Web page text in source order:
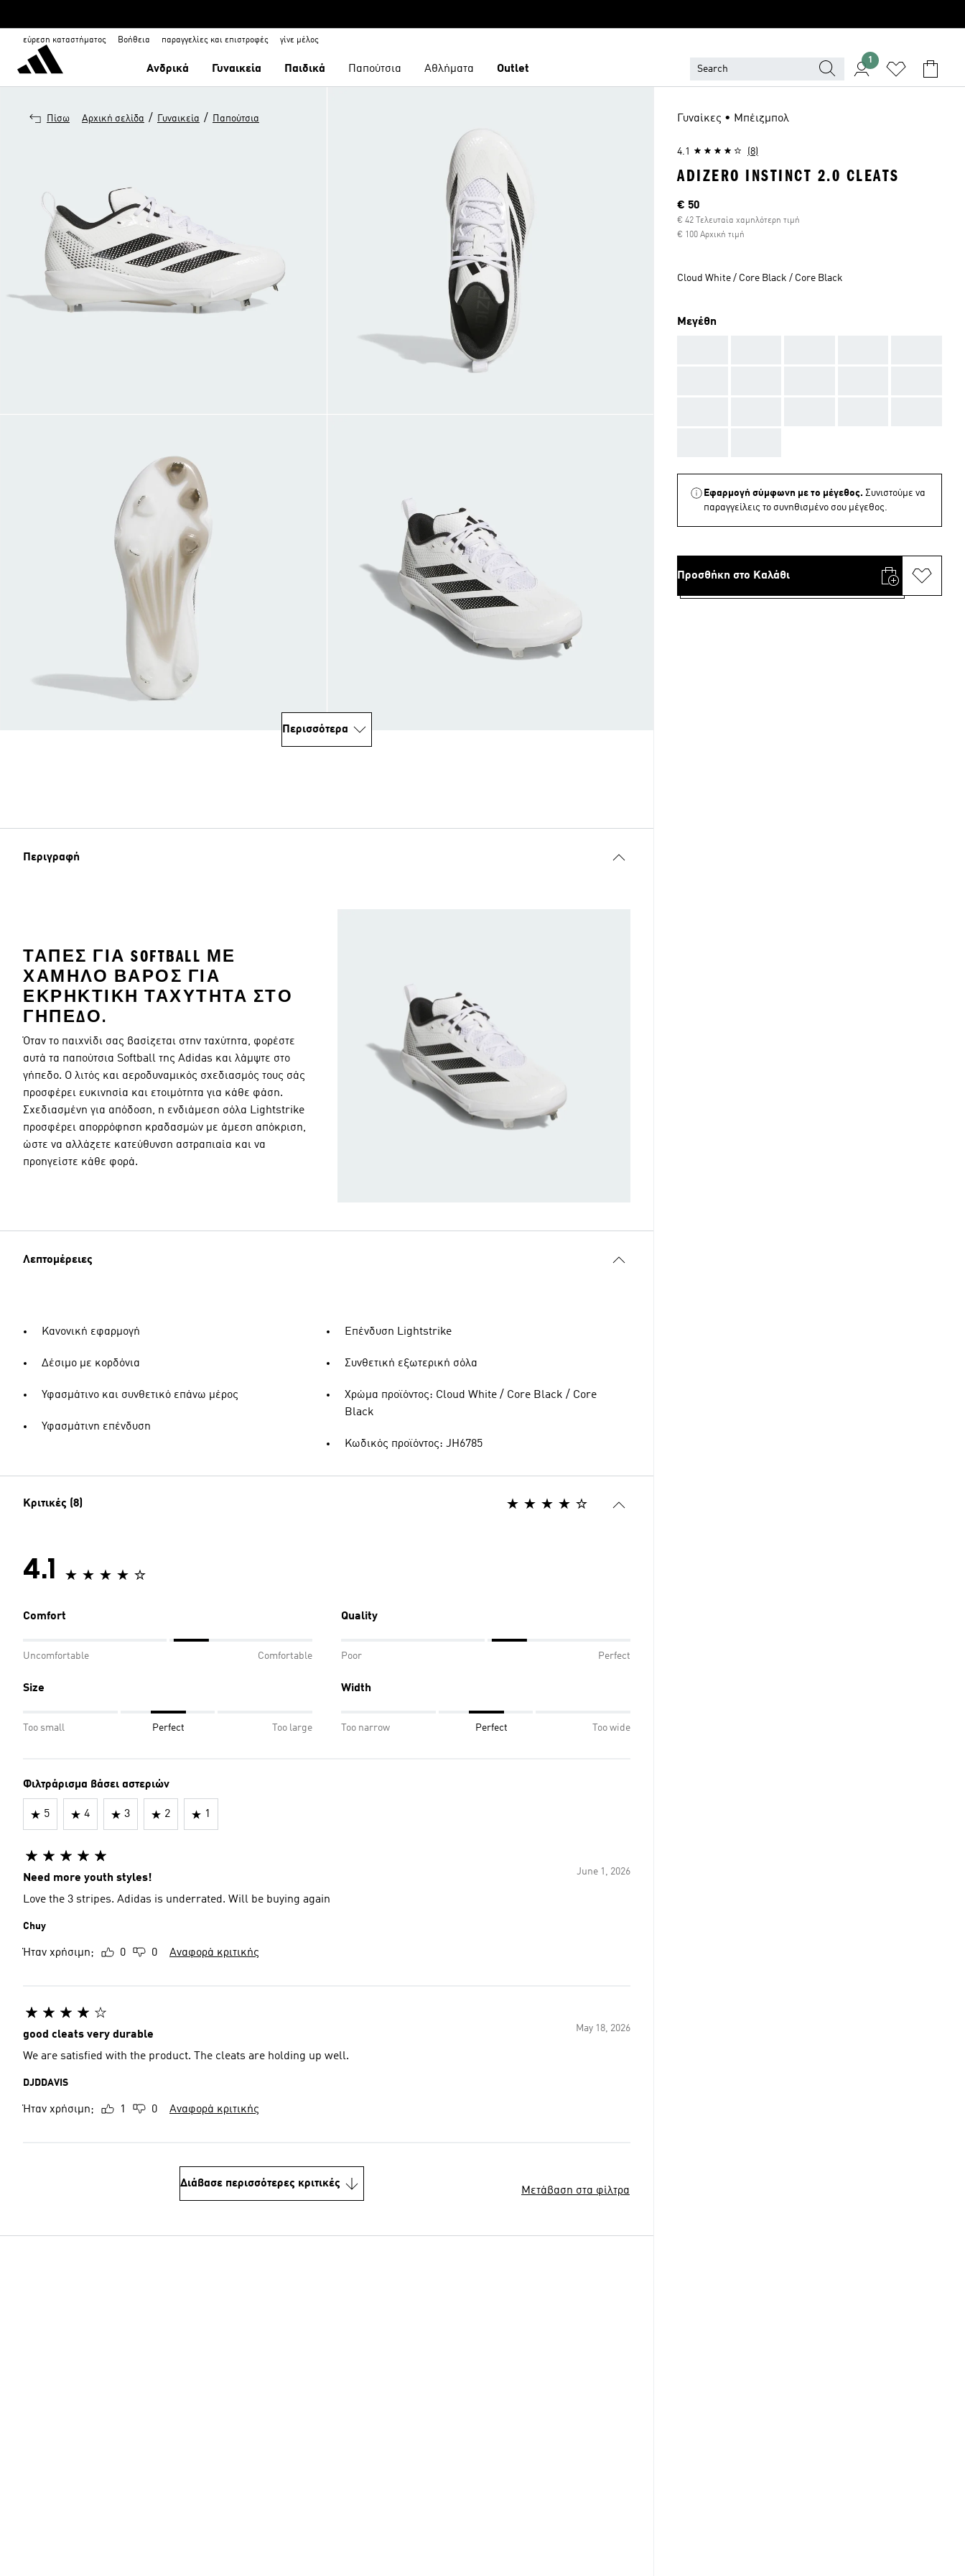
εύρεση καταστήματος Βοήθεια παραγγελίες και επιστροφές γίνε μέλος
Ανδρικά Γυναικεία Παιδικά Παπούτσια Αθλήματα Outlet
1
Πίσω Αρχική σελίδα / Γυναικεία / Παπούτσια
Περισσότερα
Περιγραφή
ΤΆΠΕΣ ΓΙΑ SOFTBALL ΜΕ
ΧΑΜΗΛΌ ΒΆΡΟΣ ΓΙΑ
ΕΚΡΗΚΤΙΚΉ ΤΑΧΎΤΗΤΑ ΣΤΟ
ΓΉΠΕΔΟ.
Όταν το παιχνίδι σας βασίζεται στην ταχύτητα, φορέστε
αυτά τα παπούτσια Softball της Adidas και λάμψτε στο
γήπεδο. Ο λιτός και αεροδυναμικός σχεδιασμός τους σάς
προσφέρει ευκινησία και ετοιμότητα για κάθε φάση.
Σχεδιασμένη για απόδοση, η ενδιάμεση σόλα Lightstrike
προσφέρει απορρόφηση κραδασμών με άμεση απόκριση,
ώστε να αλλάζετε κατεύθυνση αστραπιαία και να
προηγείστε κάθε φορά.
Λεπτομέρειες
Κανονική εφαρμογή
Δέσιμο με κορδόνια
Υφασμάτινο και συνθετικό επάνω μέρος
Υφασμάτινη επένδυση
Επένδυση Lightstrike
Συνθετική εξωτερική σόλα
Χρώμα προϊόντος: Cloud White / Core Black / Core
Black
Κωδικός προϊόντος: JH6785
Κριτικές (8)
4.1
Comfort
Uncomfortable Comfortable
Quality
Poor Perfect
Size
Too small Perfect Too large
Width
Too narrow Perfect Too wide
Φιλτράρισμα βάσει αστεριών
5 4 3 2 1
June 1, 2026
Need more youth styles!
Love the 3 stripes. Adidas is underrated. Will be buying again
Chuy
Ήταν χρήσιμη; 0 0 Αναφορά κριτικής
May 18, 2026
good cleats very durable
We are satisfied with the product. The cleats are holding up well.
DJDDAVIS
Ήταν χρήσιμη; 1 0 Αναφορά κριτικής
Διάβασε περισσότερες κριτικές
Μετάβαση στα φίλτρα
Γυναίκες • Μπέιζμπολ
4.1 (8)
ADIZERO INSTINCT 2.0 CLEATS
Τρέχουσα τιμή
€ 50
€ 42 Τελευταία χαμηλότερη τιμή
€ 100 Αρχική τιμή
Cloud White / Core Black / Core Black
Μεγέθη
Εφαρμογή σύμφωνη με το μέγεθος. Συνιστούμε να
παραγγείλεις το συνηθισμένο σου μέγεθος.
Προσθήκη στο Καλάθι